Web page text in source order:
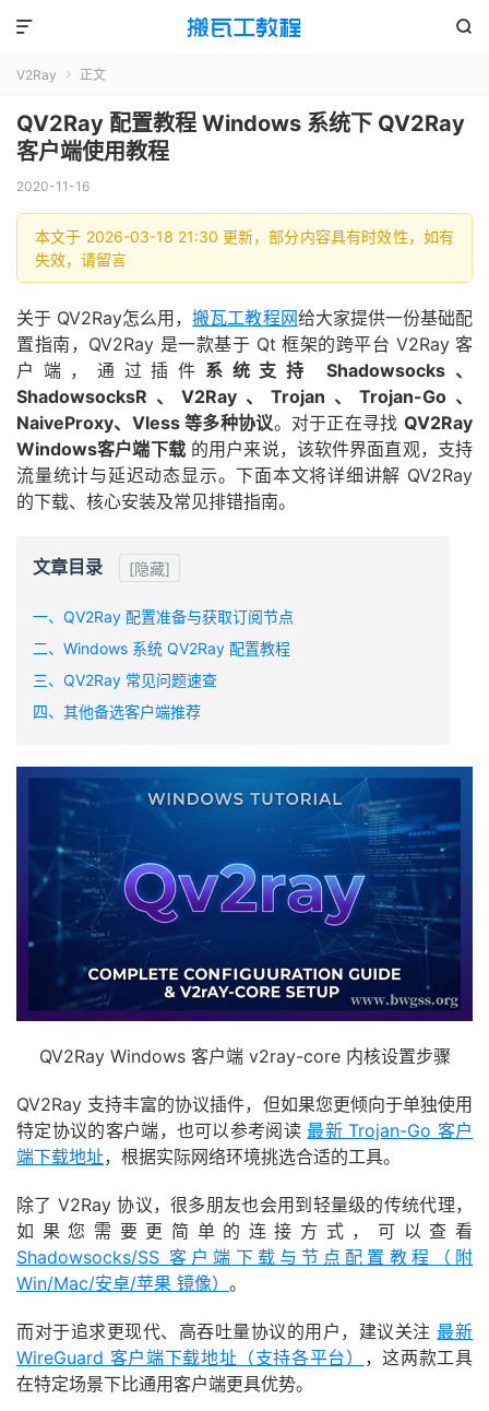


V2Ray  正文
QV2Ray 配置教程 Windows 系统下 QV2Ray
客户端使用教程
2020-11-16
本文于 2026-03-18 21:30 更新，部分内容具有时效性，如有
失效，请留言
关于 QV2Ray怎么用，搬瓦工教程网给大家提供一份基础配
置指南，QV2Ray 是一款基于 Qt 框架的跨平台 V2Ray 客
户端，通过插件 系统支持 Shadowsocks、
ShadowsocksR、V2Ray、Trojan、Trojan-Go、
NaiveProxy、Vless 等多种协议。对于正在寻找 QV2Ray
Windows客户端下载的用户来说，该软件界面直观，支持
流量统计与延迟动态显示。下面本文将详细讲解 QV2Ray
的下载、核心安装及常见排错指南。
文章目录 [隐藏]
一、QV2Ray 配置准备与获取订阅节点
二、Windows 系统 QV2Ray 配置教程
三、QV2Ray 常见问题速查
四、其他备选客户端推荐
QV2Ray Windows 客户端 v2ray-core 内核设置步骤
QV2Ray 支持丰富的协议插件，但如果您更倾向于单独使用
特定协议的客户端，也可以参考阅读最新 Trojan-Go 客户
端下载地址，根据实际网络环境挑选合适的工具。
除了 V2Ray 协议，很多朋友也会用到轻量级的传统代理，
如果您需要更简单的连接方式，可以查看
Shadowsocks/SS 客户端下载与节点配置教程（附
Win/Mac/安卓/苹果 镜像） 。
而对于追求更现代、高吞吐量协议的用户，建议关注最新
WireGuard 客户端下载地址（支持各平台）
，这两款工具
在特定场景下比通用客户端更具优势。